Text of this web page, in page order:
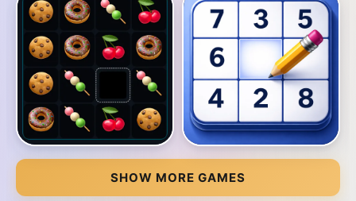
SHOW MORE GAMES